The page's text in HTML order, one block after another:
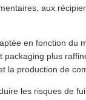
aux
en fonction du
plus
la production de
les risques de